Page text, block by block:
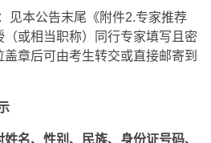
见本公告末尾《附件2.专家推荐
或相当职称）同行专家填写且密
章后可由考生转交或直接邮寄到
名、性别、民族、身份证号码、